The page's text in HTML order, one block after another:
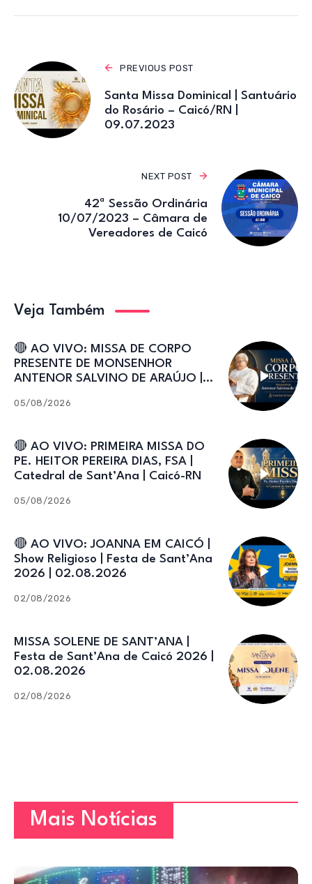
p o
k
m
PREVIOUS POST
Santa Missa Dominical | Santuário
do Rosário – Caicó/RN |
09.07.2023
NEXT POST
42ª Sessão Ordinária
10/07/2023 – Câmara de
Vereadores de Caicó
Veja Também
🔴 AO VIVO: MISSA DE CORPO
PRESENTE DE MONSENHOR
ANTENOR SALVINO DE ARAÚJO |
05/08/2026
🔴 AO VIVO: PRIMEIRA MISSA DO
PE. HEITOR PEREIRA DIAS, FSA |
Catedral de Sant’Ana | Caicó-RN
05/08/2026
🔴 AO VIVO: JOANNA EM CAICÓ |
Show Religioso | Festa de Sant’Ana
2026 | 02.08.2026
02/08/2026
MISSA SOLENE DE SANT’ANA |
Festa de Sant’Ana de Caicó 2026 |
02.08.2026
02/08/2026
Mais Notícias